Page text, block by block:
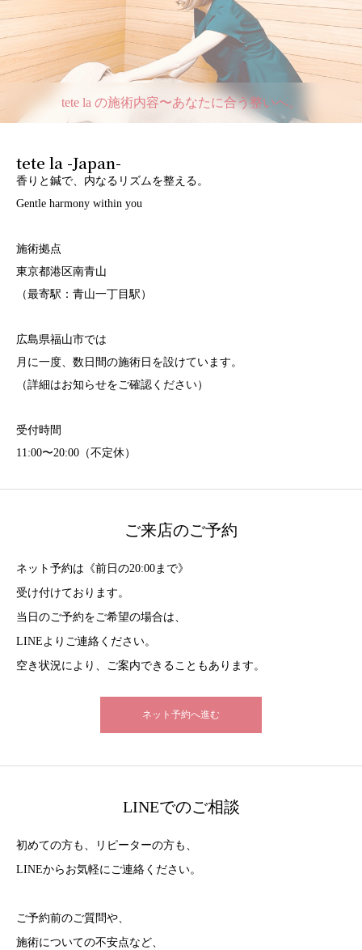
tete la の施術内容〜あなたに合う整いへ。
tete la -Japan-
香りと鍼で、内なるリズムを整える。
Gentle harmony within you
施術拠点
東京都港区南青山
（最寄駅：青山一丁目駅）
広島県福山市では
月に一度、数日間の施術日を設けています。
（詳細はお知らせをご確認ください）
受付時間
11:00〜20:00（不定休）
ご来店のご予約
ネット予約は《前日の20:00まで》
受け付けております。
当日のご予約をご希望の場合は、
LINEよりご連絡ください。
空き状況により、ご案内できることもあります。
ネット予約へ進む
LINEでのご相談
初めての方も、リピーターの方も、
LINEからお気軽にご連絡ください。
ご予約前のご質問や、
施術についての不安点など、